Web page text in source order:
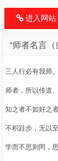
进入网站
“师者名言
三人行必有我师。
师者，所以传道
知之者不如好之
不积跬步，无以
学而不思则罔，